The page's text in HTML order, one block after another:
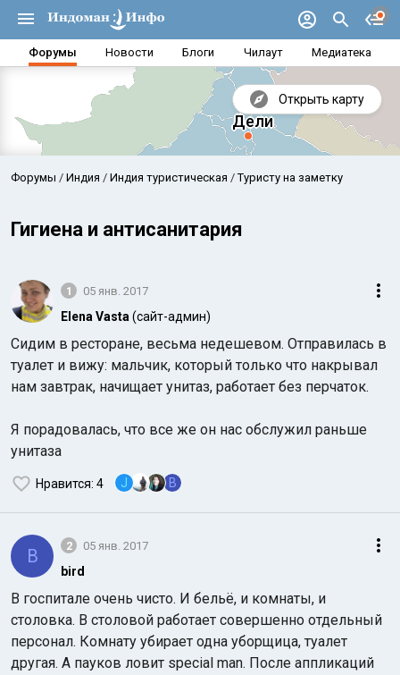
Форумы Новости Блоги Чилаут Медиатека
Открыть карту
Аравийское море
Форумы Индия Индия туристическая Туристу на заметку
Гигиена и антисанитария
1 05 янв. 2017
Elena Vasta (сайт-админ)
Сидим в ресторане, весьма недешевом. Отправилась в
туалет и вижу: мальчик, который только что накрывал
нам завтрак, начищает унитаз, работает без перчаток.
Я порадовалась, что все же он нас обслужил раньше
унитаза
Нравится: 4 J B
B 2 05 янв. 2017
bird
В госпитале очень чисто. И бельё, и комнаты, и
столовка. В столовой работает совершенно отдельный
персонал. Комнату убирает одна уборщица, туалет
другая. А пауков ловит special man. После аппликаций